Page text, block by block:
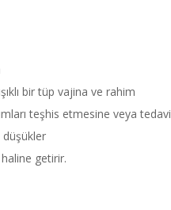
bir tüp vajina ve rahim
teşhis etmesine veya tedavi
getirir.